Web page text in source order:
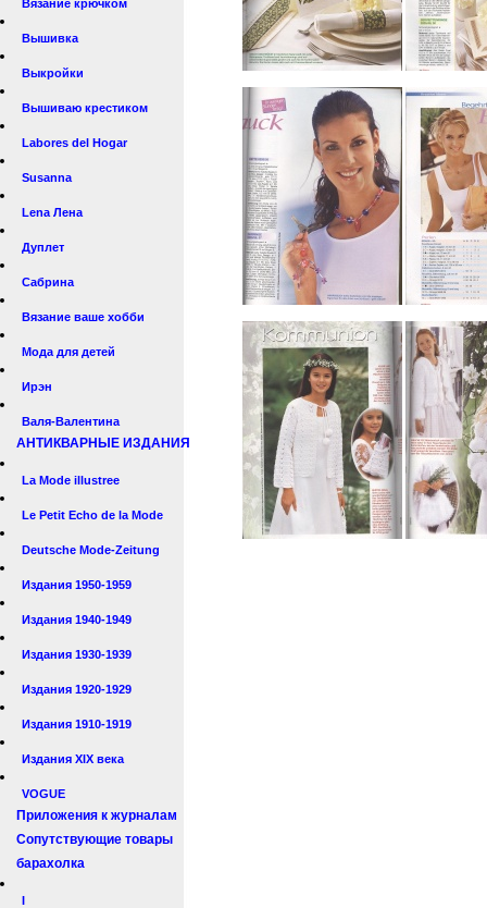
Вязание крючком
Вышивка
Выкройки
Вышиваю крестиком
Labores del Hogar
Susanna
Lena Лена
Дуплет
Сабрина
Вязание ваше хобби
Мода для детей
Ирэн
Валя-Валентина
АНТИКВАРНЫЕ ИЗДАНИЯ
La Mode illustree
Le Petit Echo de la Mode
Deutsche Mode-Zeitung
Издания 1950-1959
Издания 1940-1949
Издания 1930-1939
Издания 1920-1929
Издания 1910-1919
Издания XIX века
VOGUE
Приложения к журналам
Сопутствующие товары
барахолка
I